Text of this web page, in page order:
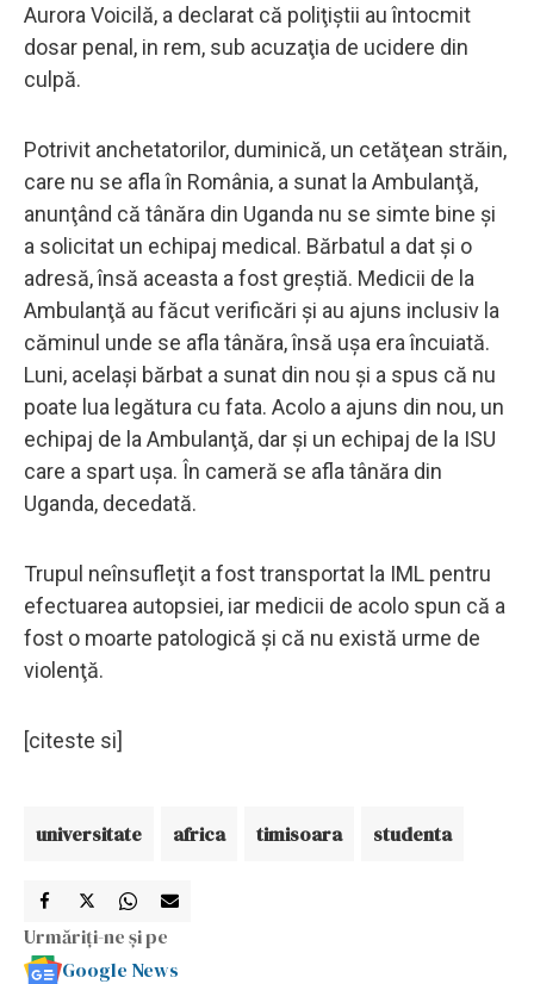
Aurora Voicilă, a declarat că poliţiştii au întocmit
dosar penal, in rem, sub acuzaţia de ucidere din
culpă.
Potrivit anchetatorilor, duminică, un cetăţean străin,
care nu se afla în România, a sunat la Ambulanţă,
anunţând că tânăra din Uganda nu se simte bine şi
a solicitat un echipaj medical. Bărbatul a dat şi o
adresă, însă aceasta a fost greştiă. Medicii de la
Ambulanţă au făcut verificări şi au ajuns inclusiv la
căminul unde se afla tânăra, însă uşa era încuiată.
Luni, acelaşi bărbat a sunat din nou şi a spus că nu
poate lua legătura cu fata. Acolo a ajuns din nou, un
echipaj de la Ambulanţă, dar şi un echipaj de la ISU
care a spart uşa. În cameră se afla tânăra din
Uganda, decedată.
Trupul neînsufleţit a fost transportat la IML pentru
efectuarea autopsiei, iar medicii de acolo spun că a
fost o moarte patologică şi că nu există urme de
violenţă.
[citeste si]
universitate africa timisoara studenta
Urmăriți-ne și pe
Google News